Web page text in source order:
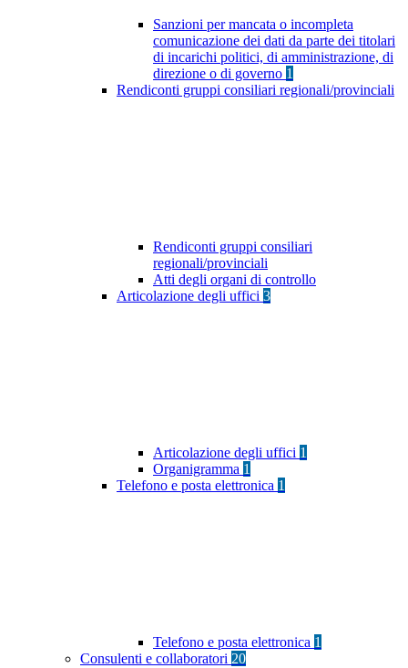
Sanzioni per mancata o incompleta
comunicazione dei dati da parte dei titolari
di incarichi politici, di amministrazione, di
direzione o di governo 1
Rendiconti gruppi consiliari regionali/provinciali
Rendiconti gruppi consiliari
regionali/provinciali
Atti degli organi di controllo
Articolazione degli uffici 3
Articolazione degli uffici 1
Organigramma 1
Telefono e posta elettronica 1
Telefono e posta elettronica 1
Consulenti e collaboratori 20